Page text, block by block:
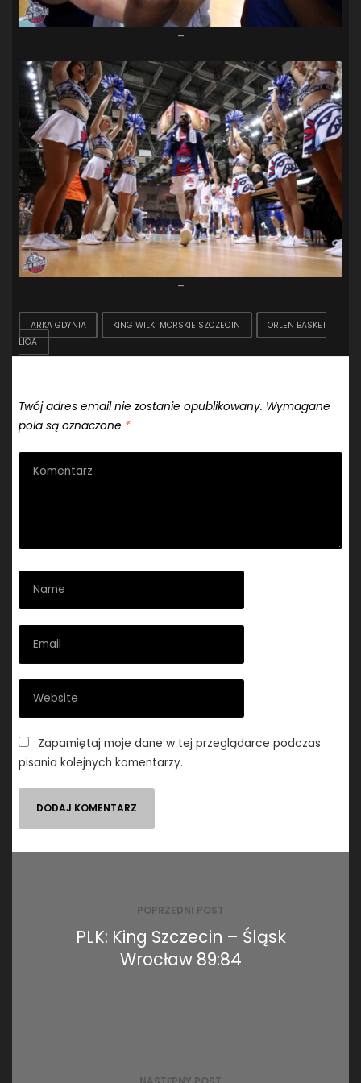
–
–
ARKA GDYNIA KING WILKI MORSKIE SZCZECIN
ORLEN BASKET
LIGA
Twój adres email nie zostanie opublikowany. Wymagane
pola są oznaczone *
Zapamiętaj moje dane w tej przeglądarce podczas
pisania kolejnych komentarzy.
POPRZEDNI POST
PLK: King Szczecin – Śląsk
Wrocław 89:84